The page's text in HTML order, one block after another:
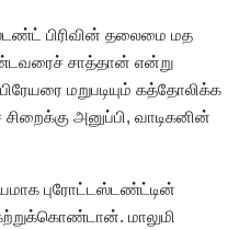
பிரிவின் தலைமை மத
சாத்தான் என்று
மறுபடியும் கத்தோலிக்க
அனுப்பி, வாடிகனின்
புரோட்டஸ்டண்ட்டின்
மாலுமி